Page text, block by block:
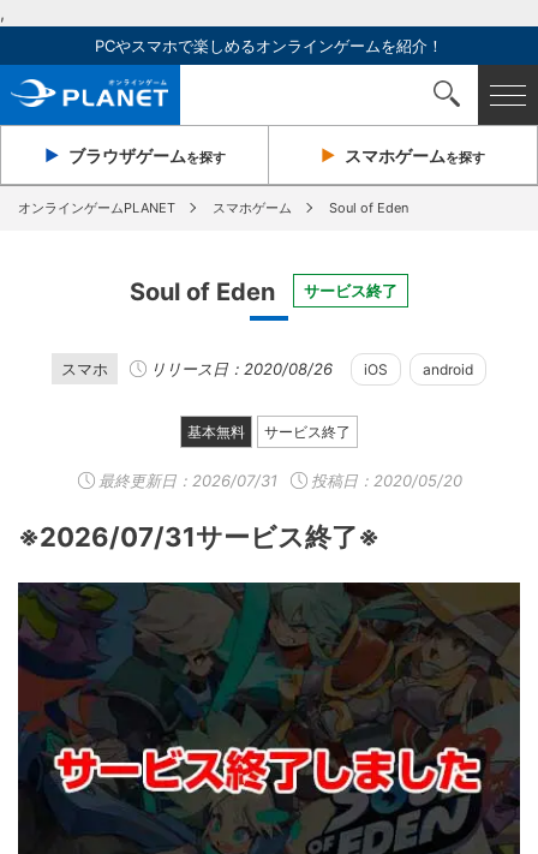
,
PCやスマホで楽しめるオンラインゲームを紹介！
ブラウザゲームを探す スマホゲームを探す
オンラインゲームPLANET スマホゲーム Soul of Eden
Soul of Eden サービス終了
スマホ リリース日：2020/08/26 iOS android
基本無料 サービス終了
最終更新日： 2026/07/31 投稿日：2020/05/20
※2026/07/31サービス終了※